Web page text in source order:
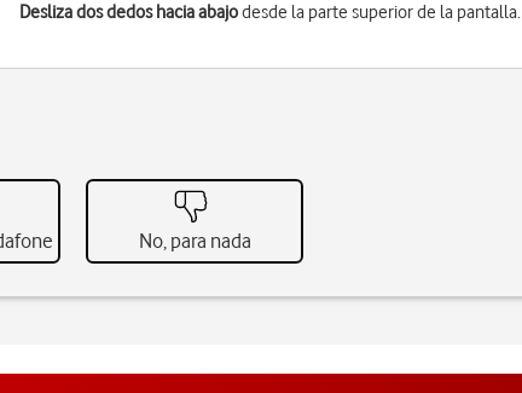
Desliza dos dedos hacia abajodesde la parte superior de la pantalla.
No, para nada